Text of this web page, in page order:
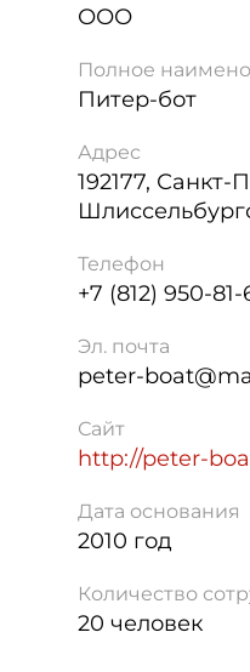
ООО
Полное
Питер-бот
Адрес
192177, Санкт-
Телефон
+7 (812) 950-81-
Эл. почта
peter-
Сайт
http://peter-
Дата основания
2010 год
Количество
20 человек